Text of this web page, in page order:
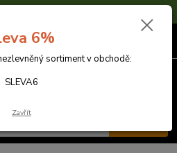
zboží s kódem SLEVA6
6%
sortiment v obchodě:
SLEVA6
Zavřít